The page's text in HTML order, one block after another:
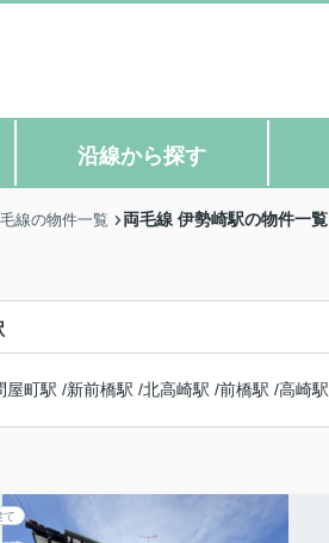
沿線から探す
線の物件一覧 両毛線 伊勢崎駅の物件一覧
屋町駅 /新前橋駅 /北高崎駅 /前橋駅 /高崎駅
て